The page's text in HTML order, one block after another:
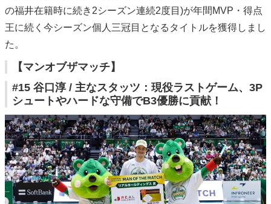
の福井在籍時に続き2シーズン連続2度目)が年間MVP・得点
王に続く今シーズン個人三冠目となるタイトルを獲得しまし
た。
【マンオブザマッチ】
#15 谷口淳 / 主なスタッツ：現役ラストゲーム、3P
シュートやハードな守備でB3優勝に貢献！